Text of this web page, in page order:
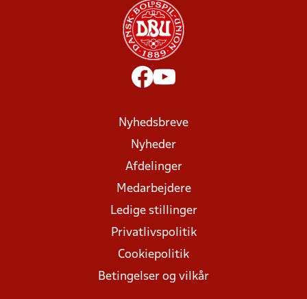
Nyhedsbreve
Nyheder
Afdelinger
Medarbejdere
Ledige stillinger
Privatlivspolitik
Cookiepolitik
Betingelser og vilkår